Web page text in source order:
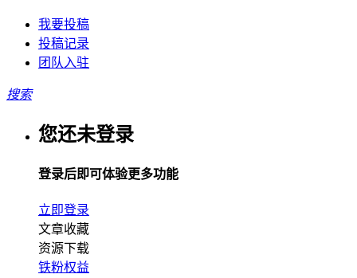
我要投稿
投稿记录
团队入驻
搜索
您还未登录
登录后即可体验更多功能
立即登录
文章收藏
资源下载
铁粉权益